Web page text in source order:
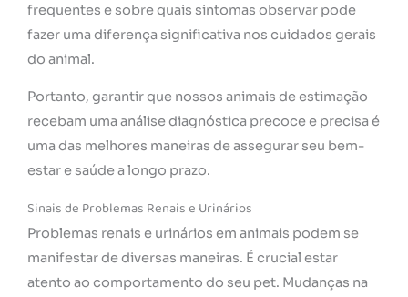
frequentes e sobre quais sintomas observar pode
fazer uma diferença significativa nos cuidados gerais
do animal.
Portanto, garantir que nossos animais de estimação
recebam uma análise diagnóstica precoce e precisa é
uma das melhores maneiras de assegurar seu bem-
estar e saúde a longo prazo.
Sinais de Problemas Renais e Urinários
Problemas renais e urinários em animais podem se
manifestar de diversas maneiras. É crucial estar
atento ao comportamento do seu pet. Mudanças na